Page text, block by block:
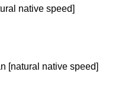
native speed]
[natural native speed]